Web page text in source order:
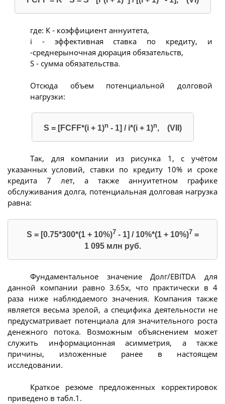
где: К - коэффициент аннуитета,
i - эффективная ставка по кредиту, и
-среднерыночная дюрация обязательств,
S - сумма обязательства.
Отсюда объем потенциальной долговой
нагрузки:
S = [FCFF*(i + 1)n- 1] / i*(i + 1)n, (VII)
Так, для компании из рисунка 1, с учётом
указанных условий, ставки по кредиту 10% и сроке
кредита 7 лет, а также аннуитетном графике
обслуживания долга, потенциальная долговая нагрузка
равна:
S = [0.75*300*(1 + 10%)7 - 1] / 10%*(1 + 10%)7 =
1 095 млн руб.
Фундаментальное значение Долг/EBITDA для
данной компании равно 3.65х, что практически в 4
раза ниже наблюдаемого значения. Компания также
является весьма зрелой, а специфика деятельности не
предусматривает потенциала для значительного роста
денежного потока. Возможным объяснением может
служить информационная асимметрия, а также
причины, изложенные ранее в настоящем
исследовании.
Краткое резюме предложенных корректировок
приведено в табл.1.